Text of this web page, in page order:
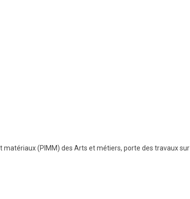
matériaux (PIMM) des Arts et métiers, porte des travaux sur